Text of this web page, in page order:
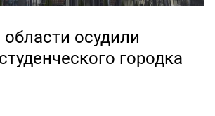
осудили
городка